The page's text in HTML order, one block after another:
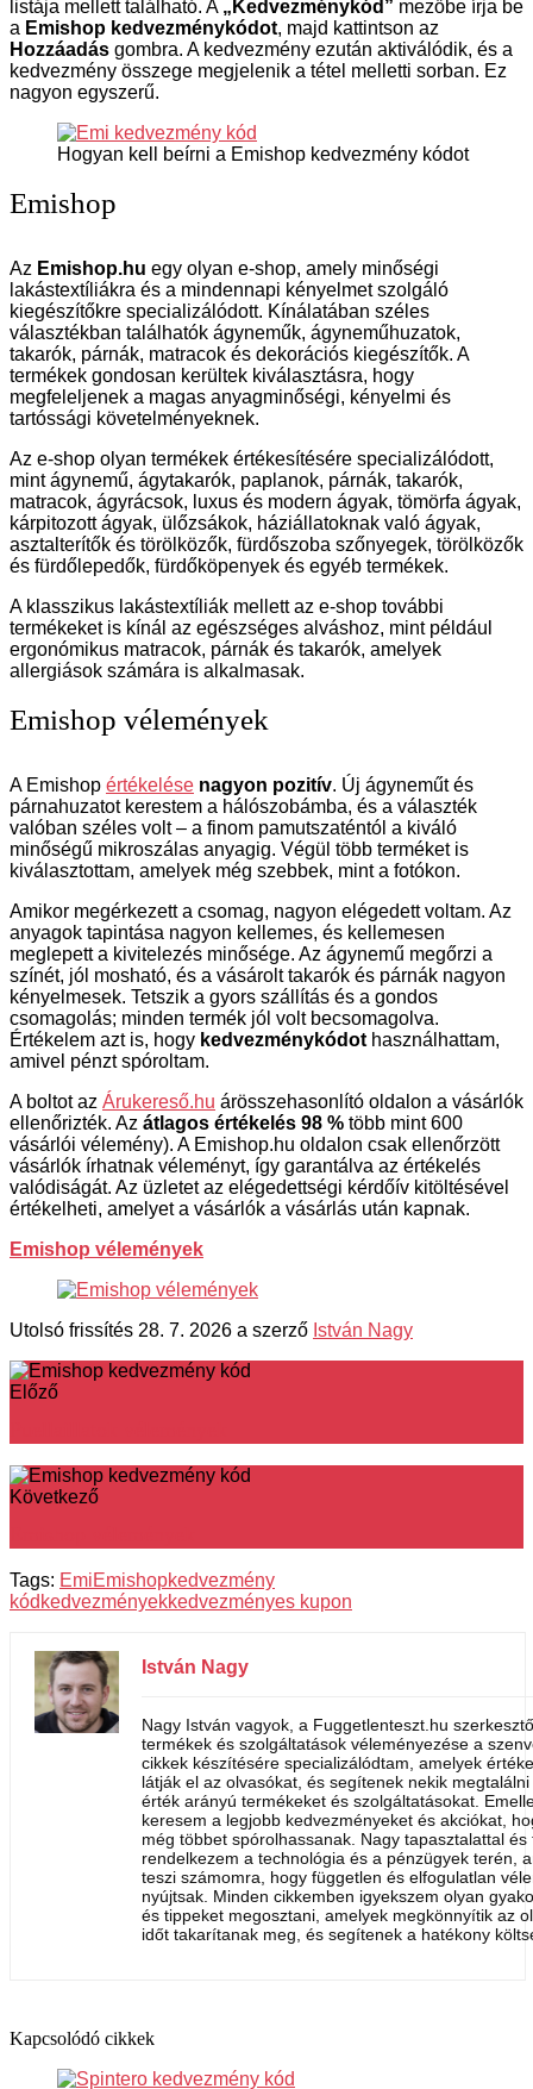
listája mellett található. A „Kedvezménykód” mezőbe írja be
a Emishop kedvezménykódot, majd kattintson az
Hozzáadás gombra. A kedvezmény ezután aktiválódik, és a
kedvezmény összege megjelenik a tétel melletti sorban. Ez
nagyon egyszerű.
Hogyan kell beírni a Emishop kedvezmény kódot
Emishop
Az Emishop.hu egy olyan e-shop, amely minőségi
lakástextíliákra és a mindennapi kényelmet szolgáló
kiegészítőkre specializálódott. Kínálatában széles
választékban találhatók ágyneműk, ágyneműhuzatok,
takarók, párnák, matracok és dekorációs kiegészítők. A
termékek gondosan kerültek kiválasztásra, hogy
megfeleljenek a magas anyagminőségi, kényelmi és
tartóssági követelményeknek.
Az e-shop olyan termékek értékesítésére specializálódott,
mint ágynemű, ágytakarók, paplanok, párnák, takarók,
matracok, ágyrácsok, luxus és modern ágyak, tömörfa ágyak,
kárpitozott ágyak, ülőzsákok, háziállatoknak való ágyak,
asztalterítők és törölközők, fürdőszoba szőnyegek, törölközők
és fürdőlepedők, fürdőköpenyek és egyéb termékek.
A klasszikus lakástextíliák mellett az e-shop további
termékeket is kínál az egészséges alváshoz, mint például
ergonómikus matracok, párnák és takarók, amelyek
allergiások számára is alkalmasak.
Emishop vélemények
A Emishop értékelése nagyon pozitív. Új ágyneműt és
párnahuzatot kerestem a hálószobámba, és a választék
valóban széles volt – a finom pamutszaténtól a kiváló
minőségű mikroszálas anyagig. Végül több terméket is
kiválasztottam, amelyek még szebbek, mint a fotókon.
Amikor megérkezett a csomag, nagyon elégedett voltam. Az
anyagok tapintása nagyon kellemes, és kellemesen
meglepett a kivitelezés minősége. Az ágynemű megőrzi a
színét, jól mosható, és a vásárolt takarók és párnák nagyon
kényelmesek. Tetszik a gyors szállítás és a gondos
csomagolás; minden termék jól volt becsomagolva.
Értékelem azt is, hogy kedvezménykódot használhattam,
amivel pénzt spóroltam.
A boltot az Árukereső.hu árösszehasonlító oldalon a vásárlók
ellenőrizték. Az átlagos értékelés 98 % több mint 600
vásárlói vélemény). A Emishop.hu oldalon csak ellenőrzött
vásárlók írhatnak véleményt, így garantálva az értékelés
valódiságát. Az üzletet az elégedettségi kérdőív kitöltésével
értékelheti, amelyet a vásárlók a vásárlás után kapnak.
Emishop vélemények
Utolsó frissítés 28. 7. 2026 a szerző István Nagy
Előző
Következő
Tags: EmiEmishopkedvezmény
kód kedvezményekkedvezményes kupon
István Nagy
Nagy István vagyok, a Fuggetlenteszt.hu
termékek és szolgáltatások véleményezése a
cikkek készítésére specializálódtam, amelyek
látják el az olvasókat, és segítenek nekik
érték arányú termékeket és szolgáltatásokat.
keresem a legjobb kedvezményeket és akciókat,
még többet spórolhassanak. Nagy tapasztalattal és
rendelkezem a technológia és a pénzügyek terén,
teszi számomra, hogy független és elfogulatlan
nyújtsak. Minden cikkemben igyekszem olyan
és tippeket megosztani, amelyek megkönnyítik az
időt takarítanak meg, és segítenek a hatékony
Kapcsolódó cikkek